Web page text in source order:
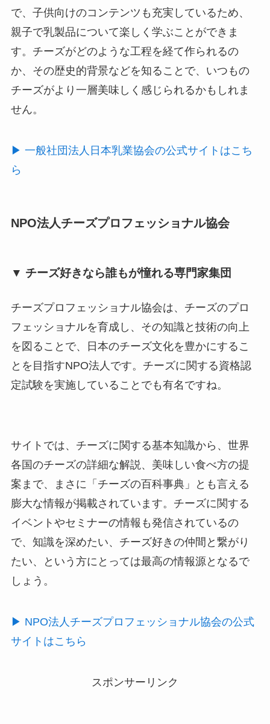
で、子供向けのコンテンツも充実しているため、
親子で乳製品について楽しく学ぶことができま
す。チーズがどのような工程を経て作られるの
か、その歴史的背景などを知ることで、いつもの
チーズがより一層美味しく感じられるかもしれま
せん。
▶︎ 一般社団法人日本乳業協会の公式サイトはこち
ら
NPO法人チーズプロフェッショナル協会
▼ チーズ好きなら誰もが憧れる専門家集団
チーズプロフェッショナル協会は、チーズのプロ
フェッショナルを育成し、その知識と技術の向上
を図ることで、日本のチーズ文化を豊かにするこ
とを目指すNPO法人です。チーズに関する資格認
定試験を実施していることでも有名ですね。
サイトでは、チーズに関する基本知識から、世界
各国のチーズの詳細な解説、美味しい食べ方の提
案まで、まさに「チーズの百科事典」とも言える
膨大な情報が掲載されています。チーズに関する
イベントやセミナーの情報も発信されているの
で、知識を深めたい、チーズ好きの仲間と繋がり
たい、という方にとっては最高の情報源となるで
しょう。
▶︎ NPO法人チーズプロフェッショナル協会の公式
サイトはこちら
スポンサーリンク